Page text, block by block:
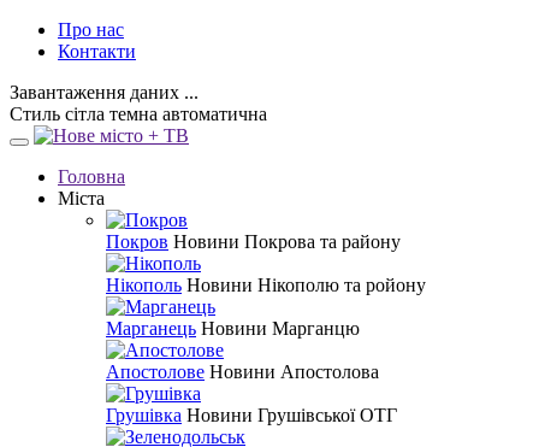
Про нас
Контакти
Завантаження даних ...
Стиль сітла темна автоматична
Головна
Міста
Покров Новини Покрова та району
Нікополь Новини Нікополю та ройону
Марганець Новини Марганцю
Апостолове Новини Апостолова
Грушівка Новини Грушівської ОТГ